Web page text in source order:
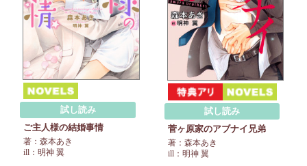
試し読み
ご主人様の結婚事情
著：森本あき
ill：明神 翼
試し読み
菅ヶ原家のアブナイ兄弟
著：森本あき
ill：明神 翼